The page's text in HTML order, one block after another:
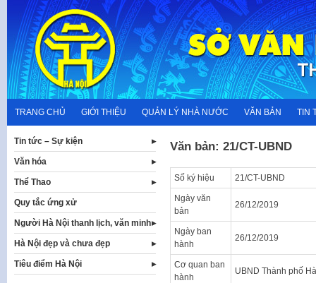
content
TRANG CHỦ GIỚI THIỆU QUẢN LÝ NHÀ NƯỚC VĂN BẢN TIN
Văn bản: 21/CT-UBND
Số ký hiệu 21/CT-UBND
Ngày văn
bản
26/12/2019
Ngày ban
hành
26/12/2019
Cơ quan ban
hành
UBND Thành phố
Tin tức – Sự kiện
Văn hóa
Thể Thao
Quy tắc ứng xử
Người Hà Nội thanh lịch, văn minh
Hà Nội đẹp và chưa đẹp
Tiêu điểm Hà Nội